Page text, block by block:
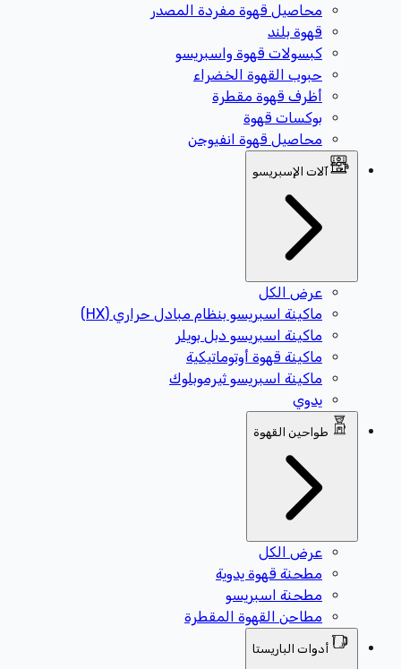
محاصيل قهوة مفردة المصدر
قهوة بلند
كبسولات قهوة واسبريسو
حبوب القهوة الخضراء
أظرف قهوة مقطرة
بوكسات قهوة
محاصيل قهوة انفيوجن
آلات الإسبريسو
عرض الكل
ماكينة اسبريسو بنظام مبادل حراري (HX)
ماكينة اسبريسو دبل بويلر
ماكينة قهوة أوتوماتيكية
ماكينة اسبريسو ثيرموبلوك
يدوي
طواحين القهوة
عرض الكل
مطحنة قهوة يدوية
مطحنة اسبريسو
مطاحن القهوة المقطرة
أدوات الباريستا